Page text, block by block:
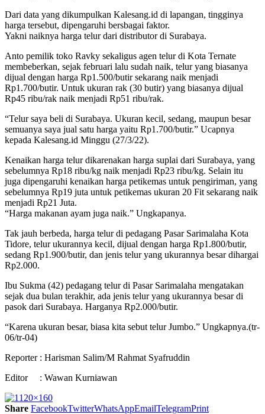
Dari data yang dikumpulkan Kalesang.id di lapangan, tingginya
harga tersebut, dipengaruhi bersbagai faktor.
Yakni naiknya harga telur dari distributor di Surabaya.
Anto pemilik toko Ravky sekaligus agen telur di Kota Ternate
membeberkan, sejak februari lalu sudah naik, telur yang biasanya
dijual dengan harga Rp1.500/butir sekarang naik menjadi
Rp1.700/butir. Untuk ukuran rak (30 butir) yang biasanya dijual
Rp45 ribu/rak naik menjadi Rp51 ribu/rak.
“Telur saya beli di Surabaya. Ukuran kecil, sedang, maupun besar
semuanya saya jual satu harga yaitu Rp1.700/butir.” Ucapnya
kepada Kalesang.id Minggu (27/3/22).
Kenaikan harga telur dikarenakan harga suplai dari Surabaya, yang
sebelumnya Rp18 ribu/kg naik menjadi Rp23 ribu/kg. Selain itu
juga dipengaruhi kenaikan harga petikemas untuk pengiriman, yang
sebelumnya Rp19 juta untuk petikemas ukuran 20 Fit sekarang naik
menjadi Rp21 Juta.
“Harga makanan ayam juga naik.” Ungkapanya.
Tak jauh berbeda, harga telur di pedagang Pasar Sarimalaha Kota
Tidore, telur ukurannya kecil, dijual dengan harga Rp1.800/butir,
sedang Rp1.900/butir, dan jenis telur yang ukurannya besar dihargai
Rp2.000.
Ibu Sukma (42) pedagang telur di Pasar Sarimalaha mengatakan
sejak dua bulan terakhir, ada jenis telur yang ukurannya besar di
pasok dari Surabaya. Harganya Rp2.000/butir.
“Karena ukuran besar, biasa kita sebut telur Jumbo.” Ungkapnya.(tr-
06/tr-04)
Reporter : Harisman Salim/M Rahmat Syafruddin
Editor : Wawan Kurniawan
Share FacebookTwitterWhatsAppEmailTelegramPrint